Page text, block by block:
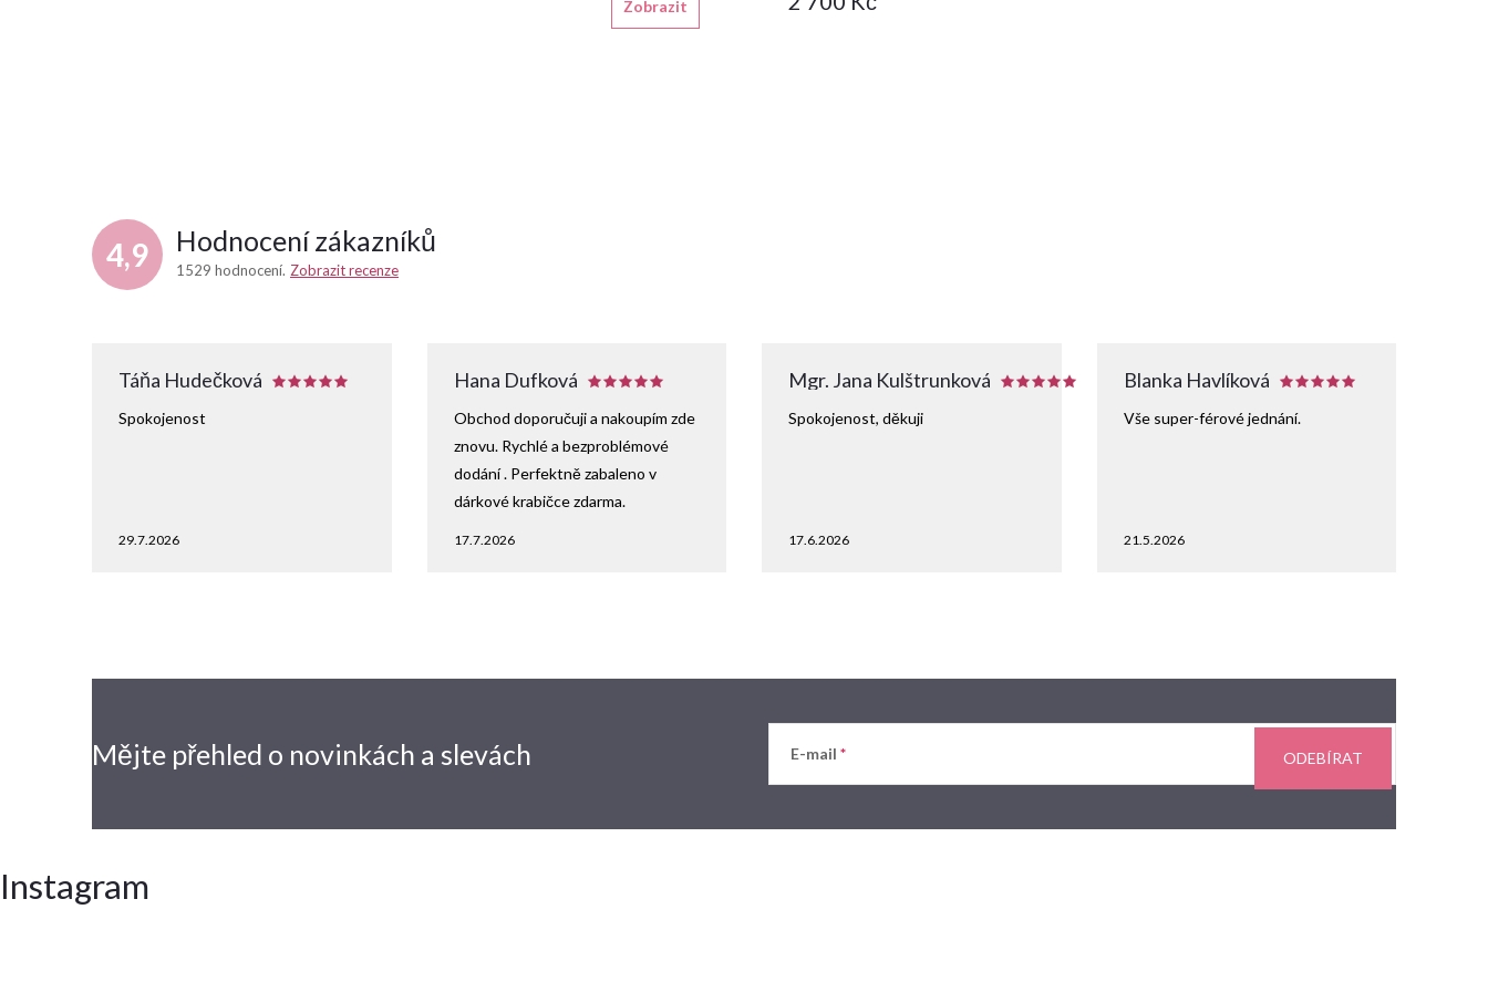
Zobrazit
4,9 Hodnocení zákazníků
1529 hodnocení Zobrazit recenze
Táňa Hudečková
29.7.2026
Spokojenost
Hana Dufková
17.7.2026
Obchod doporučuji a nakoupím zde
znovu. Rychlé a bezproblémové
dodání . Perfektně zabaleno v
dárkové krabičce zdarma.
Mgr. Jana Kulštrunková
17.6.2026
Spokojenost, děkuji
Blanka Havlíková
21.5.2026
Vše super-férové jednání.
Mějte přehled o novinkách a slevách E-mail ODEBÍRAT
Instagram